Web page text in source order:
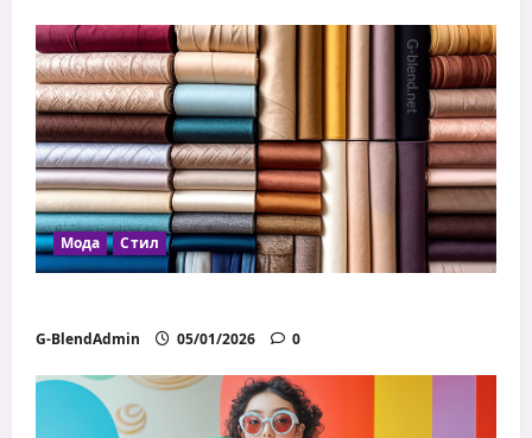
Мода Стил
G-BlendAdmin 05/01/2026 0